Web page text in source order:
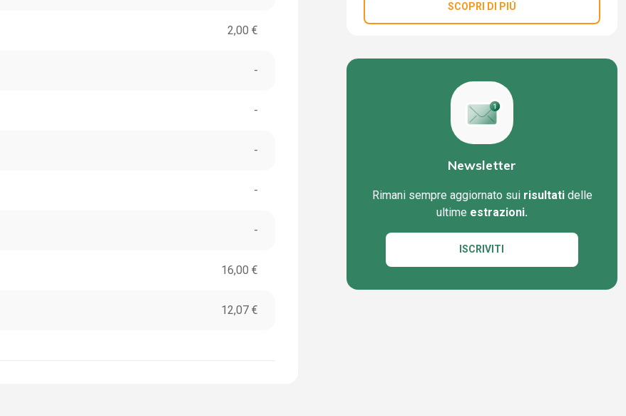
2,00 €
-
-
-
-
-
16,00 €
12,07 €
SCOPRI DI PIÚ
Newsletter
Rimani sempre aggiornato sui risultatidelle
ultime estrazioni.
ISCRIVITI